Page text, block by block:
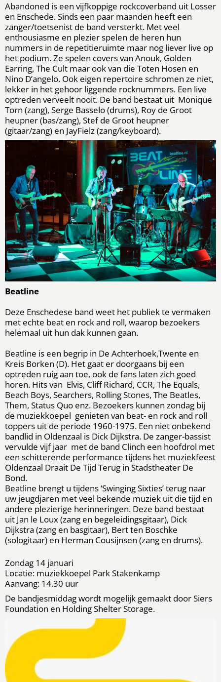
Abandoned is een vijfkoppige rockcoverband uit Losser
en Enschede. Sinds een paar maanden heeft een
zanger/toetsenist de band versterkt. Met veel
enthousiasme en plezier spelen de heren hun
nummers in de repetitieruimte maar nog liever live op
het podium. Ze spelen covers van Anouk, Golden
Earring, The Cult maar ook van die Toten Hosen en
Nino D’angelo. Ook eigen repertoire schromen ze niet,
lekker in het gehoor liggende rocknummers. Een live
optreden verveelt nooit. De band bestaat uit Monique
Torn (zang), Serge Basselo (drums), Roy de Groot
heupner (bas/zang), Stef de Groot heupner
(gitaar/zang) en JayFielz (zang/keyboard).
Beatline
Deze Enschedese band weet het publiek te vermaken
met echte beat en rock and roll, waarop bezoekers
helemaal uit hun dak kunnen gaan.
Beatline is een begrip in De Achterhoek,Twente en
Kreis Borken (D). Het gaat er doorgaans bij een
optreden ruig aan toe, ook de fans laten zich goed
horen. Hits van Elvis, Cliff Richard, CCR, The Equals,
Beach Boys, Searchers, Rolling Stones, The Beatles,
Them, Status Quo enz. Bezoekers kunnen zondag bij
de muziekkoepel genieten van beat- en rock and roll
toppers uit de periode 1960-1975. Een niet onbekend
bandlid in Oldenzaal is Dick Dijkstra. De zanger-bassist
vervulde vijf jaar met de band Clinch een hoofdrol met
een schitterende performance tijdens het muziekfeest
Oldenzaal Draait De Tijd Terug in Stadstheater De
Bond.
Beatline brengt u tijdens ‘Swinging Sixties’ terug naar
uw jeugdjaren met veel bekende muziek uit die tijd en
andere plezierige herinneringen. Deze band bestaat
uit Jan le Loux (zang en begeleidingsgitaar), Dick
Dijkstra (zang en basgitaar), Bert ten Boschke
(sologitaar) en Herman Cousijnsen (zang en drums).
Zondag 14 januari
Locatie: muziekkoepel Park Stakenkamp
Aanvang: 14.30 uur
De bandjesmiddag wordt mogelijk gemaakt door Siers
Foundation en Holding Shelter Storage.